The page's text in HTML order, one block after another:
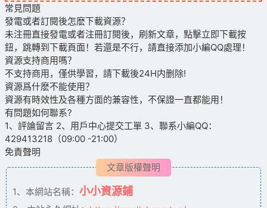
常見問題
發電或者訂閱後怎麽下載資源？
未注冊直接發電或者注冊訂閱後，刷新文章，點擊立即下載按
鈕，跳轉到下載頁面！若還是不行，請直接添加小編QQ處理！
資源支持商用嗎？
不支持商用，僅供學習，請下載後24H内删除!
資源爲什麽不能使用？
資源有時效性及各種方面的兼容性，不保證一直都能用！
有問題如何聯系?
1、評論留言 2、用戶中心提交工單 3、聯系小編QQ：
429413218（09:00 -21:00）
免責聲明
文章版權聲明
1、本網站名稱： 小小資源鋪